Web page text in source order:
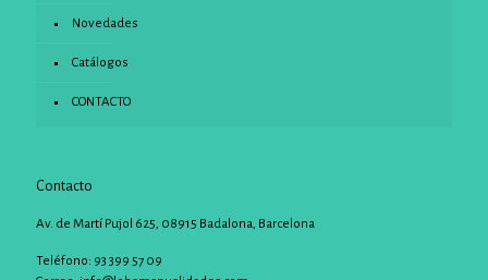
Novedades
Catálogos
CONTACTO
Contacto
Av. de Martí Pujol 625, 08915 Badalona, Barcelona
Teléfono: 93 399 57 09